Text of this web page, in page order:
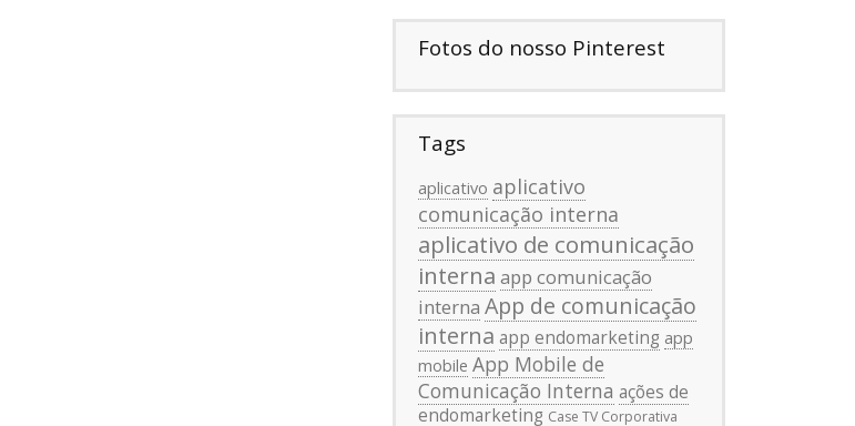
Fotos do nosso Pinterest
Tags
aplicativo aplicativo
comunicação interna
aplicativo de comunicação
interna app comunicação
interna App de comunicação
interna app endomarketing app
mobile App Mobile de
Comunicação Interna ações de
endomarketing Case TV Corporativa